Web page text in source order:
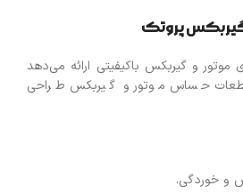
پروتک
و گیربکس باکیفیتی ارائه می‌دهد
حساس موتور و گیربکس طراحی
و خوردگی.